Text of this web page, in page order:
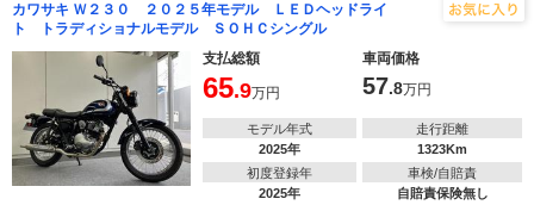
カワサキ Ｗ２３０ ２０２５年モデル ＬＥＤヘッドライ
ト トラディショナルモデル ＳＯＨＣシングル
支払総額
車両価格
65.9万円 57.8万円
モデル年式
2025年
走行距離
1323Km
初度登録年
2025年
車検/自賠責
自賠責保険無し